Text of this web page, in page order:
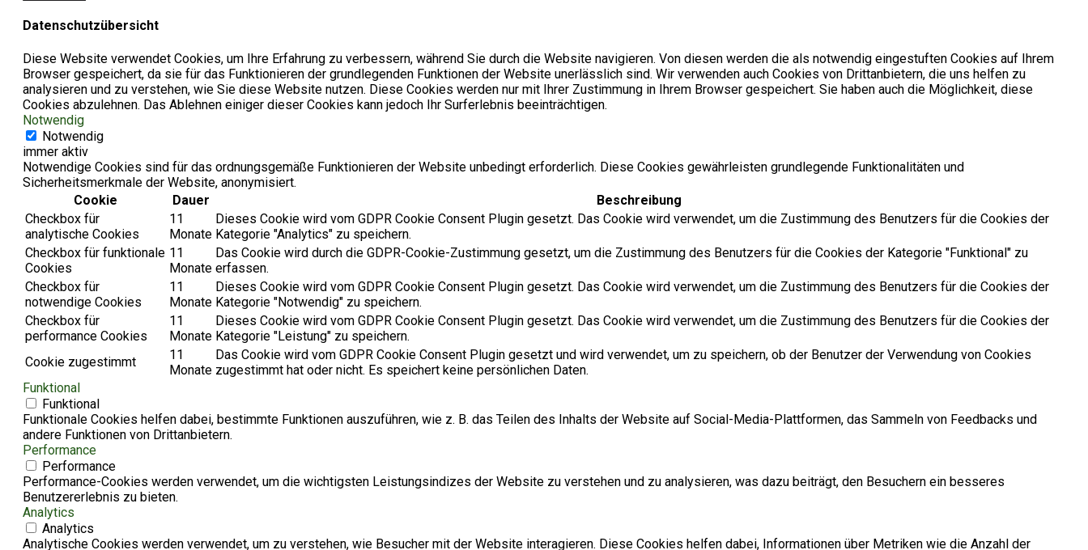
Datenschutzübersicht
Diese Website verwendet Cookies, um Ihre Erfahrung zu verbessern, während Sie durch die Website navigieren. Von diesen werden die als notwendig eingestuften Cookies auf Ihrem
Browser gespeichert, da sie für das Funktionieren der grundlegenden Funktionen der Website unerlässlich sind. Wir verwenden auch Cookies von Drittanbietern, die uns helfen zu
analysieren und zu verstehen, wie Sie diese Website nutzen. Diese Cookies werden nur mit Ihrer Zustimmung in Ihrem Browser gespeichert. Sie haben auch die Möglichkeit, diese
Cookies abzulehnen. Das Ablehnen einiger dieser Cookies kann jedoch Ihr Surferlebnis beeinträchtigen.
Notwendig
Notwendig
immer aktiv
Notwendige Cookies sind für das ordnungsgemäße Funktionieren der Website unbedingt erforderlich. Diese Cookies gewährleisten grundlegende Funktionalitäten und
Sicherheitsmerkmale der Website, anonymisiert.
Cookie
Dauer
Beschreibung
Checkbox für
analytische Cookies
11
Monate
Dieses Cookie wird vom GDPR Cookie Consent Plugin gesetzt. Das Cookie wird verwendet, um die Zustimmung des Benutzers für die Cookies der
Kategorie "Analytics" zu speichern.
Checkbox für funktionale
Cookies
11
Monate
Das Cookie wird durch die GDPR-Cookie-Zustimmung gesetzt, um die Zustimmung des Benutzers für die Cookies der Kategorie "Funktional" zu
erfassen.
Checkbox für
notwendige Cookies
11
Monate
Dieses Cookie wird vom GDPR Cookie Consent Plugin gesetzt. Das Cookie wird verwendet, um die Zustimmung des Benutzers für die Cookies der
Kategorie "Notwendig" zu speichern.
Checkbox für
performance Cookies
11
Monate
Dieses Cookie wird vom GDPR Cookie Consent Plugin gesetzt. Das Cookie wird verwendet, um die Zustimmung des Benutzers für die Cookies der
Kategorie "Leistung" zu speichern.
Cookie zugestimmt
11
Monate
Das Cookie wird vom GDPR Cookie Consent Plugin gesetzt und wird verwendet, um zu speichern, ob der Benutzer der Verwendung von Cookies
zugestimmt hat oder nicht. Es speichert keine persönlichen Daten.
Funktional
Funktional
Funktionale Cookies helfen dabei, bestimmte Funktionen auszuführen, wie z. B. das Teilen des Inhalts der Website auf Social-Media-Plattformen, das Sammeln von Feedbacks und
andere Funktionen von Drittanbietern.
Performance
Performance
Performance-Cookies werden verwendet, um die wichtigsten Leistungsindizes der Website zu verstehen und zu analysieren, was dazu beiträgt, den Besuchern ein besseres
Benutzererlebnis zu bieten.
Analytics
Analytics
Analytische Cookies werden verwendet, um zu verstehen, wie Besucher mit der Website interagieren. Diese Cookies helfen dabei, Informationen über Metriken wie die Anzahl der